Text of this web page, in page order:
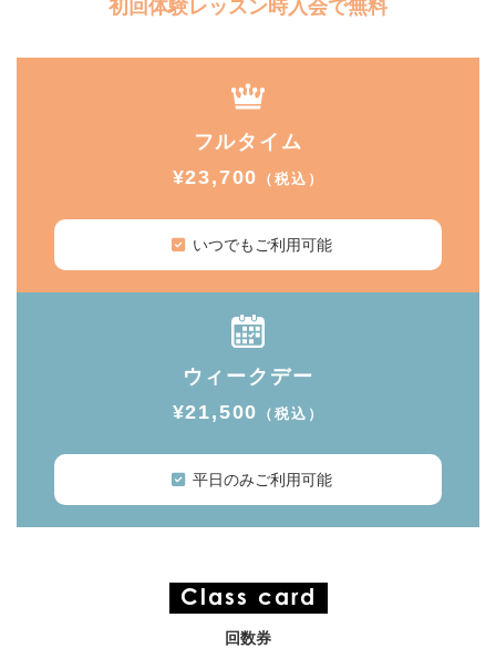
初回体験レッスン時入会で無料
フルタイム
¥23,700
（税込）
いつでもご利用可能
ウィークデー
¥21,500
（税込）
平日のみご利用可能
Class card
回数券